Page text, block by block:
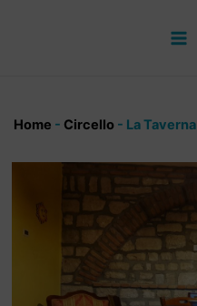
Home - Circello - La Taverna